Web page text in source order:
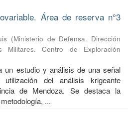
Área de reserva n°3
(Ministerio de Defensa. Dirección
Militares. Centro de Exploración
un estudio y análisis de una señal
del análisis krigeante
de Mendoza. Se destaca la
...